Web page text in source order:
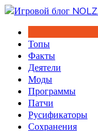
Перейти
содержимому
Топы
Факты
Деятели
Моды
Программы
Патчи
Русификаторы
Сохранения